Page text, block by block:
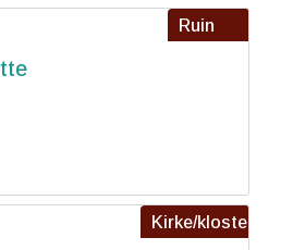
Ruin
Kirke/kloster